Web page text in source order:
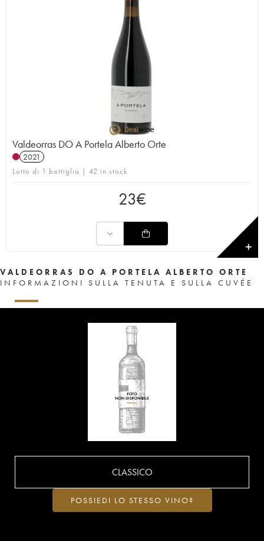
Valdeorras DO A Portela Alberto Orte
2021
Lotto di 1 bottiglia | 42 in stock
23€
✕
VALDEORRAS DO A PORTELA ALBERTO ORTE
INFORMAZIONI SULLA TENUTA E SULLA CUVÉE
CLASSICO
POSSIEDI LO STESSO VINO?